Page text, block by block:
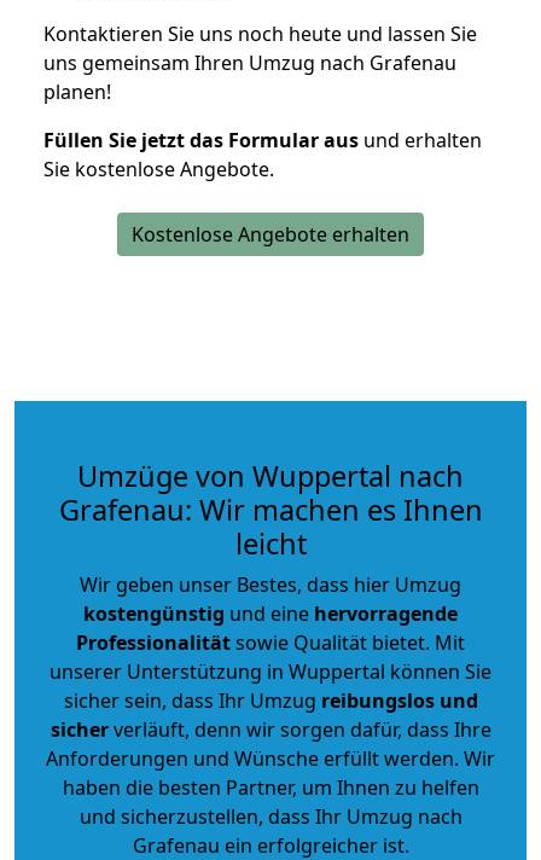
Kontaktieren Sie uns noch heute und lassen Sie
uns gemeinsam Ihren Umzug nach Grafenau
planen!
Füllen Sie jetzt das Formular aus und erhalten
Sie kostenlose Angebote.
Kostenlose Angebote erhalten
Umzüge von Wuppertal nach
Grafenau: Wir machen es Ihnen
leicht
Wir geben unser Bestes, dass hier Umzug
kostengünstig und eine hervorragende
Professionalitätsowie Qualität bietet. Mit
unserer Unterstützung in Wuppertal können Sie
sicher sein, dass Ihr Umzug reibungslos und
sicherverläuft, denn wir sorgen dafür, dass Ihre
Anforderungen und Wünsche erfüllt werden. Wir
haben die besten Partner, um Ihnen zu helfen
und sicherzustellen, dass Ihr Umzug nach
Grafenau ein erfolgreicher ist.